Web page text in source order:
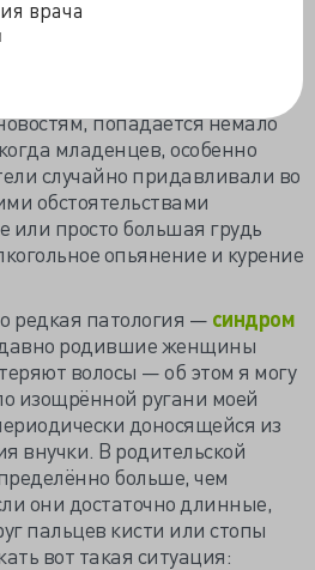
врача
так ещё
попадается немало
младенцев, особенно
случайно придавливали во
обстоятельствами
или просто большая грудь
опьянение и курение
редкая патология — синдром
родившие женщины
волосы — об этом я могу
изощрённой ругани моей
доносящейся из
внучки. В родительской
больше, чем
они достаточно длинные,
пальцев кисти или стопы
вот такая ситуация: